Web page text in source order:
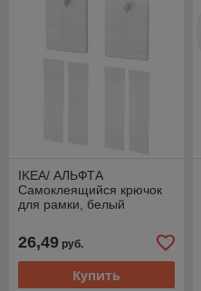
IKEA/ АЛЬФТА
Самоклеящийся крючок
для рамки, белый
26,49 руб.
Купить